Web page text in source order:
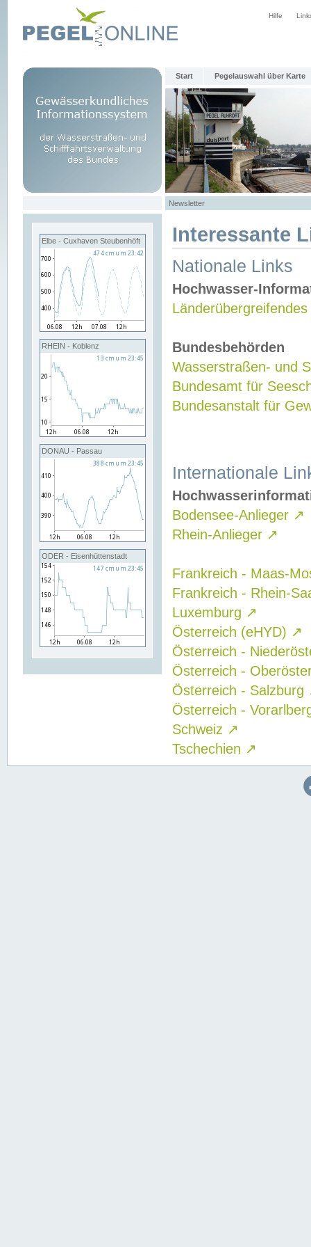
Hilfe
Start Pegelauswahl über Karte
Newsletter
Elbe - Cuxhaven Steubenhöft
RHEIN - Koblenz
DONAU - Passau
ODER - Eisenhüttenstadt
Interessante
Nationale Links
Hochwasser-
Bundesbehörden
Wasserstraßen- und
Bundesamt für
Bundesanstalt für
Internationale
Bodensee-Anlieger ↗
Rhein-Anlieger ↗
Frankreich - Maas-
Frankreich - Rhein-
Luxemburg ↗
Österreich (eHYD) ↗
Österreich -
Österreich -
Österreich - Salzburg
Österreich -
Schweiz ↗
Tschechien ↗